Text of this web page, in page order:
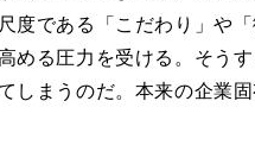
度である「こだわり」や
める圧力を受ける。そう
しまうのだ。本来の企業